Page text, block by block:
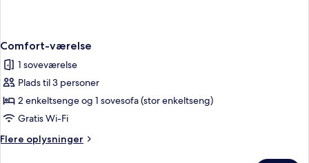
Comfort-værelse
1 soveværelse
Plads til 3 personer
2 enkeltsenge og 1 sovesofa (stor enkeltseng)
Gratis Wi-Fi
Flere oplysninger
Flere